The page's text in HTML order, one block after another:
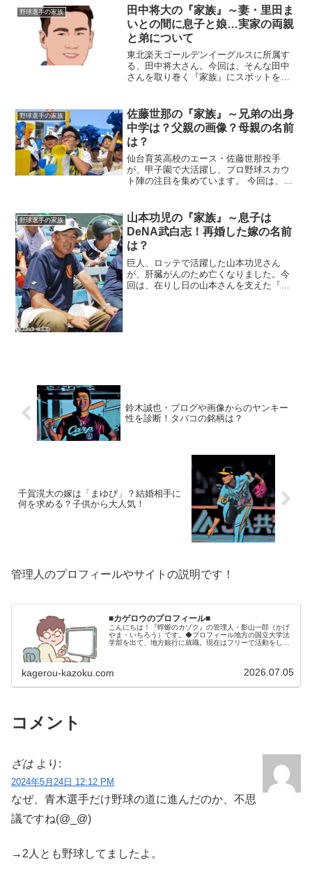
あき）生年月日：1986年6月21日身長/体
重：185cm/...
野球選手の家族
田中将大の『家族』～妻・里田ま
いとの間に息子と娘…実家の両親
と弟について
東北楽天ゴールデンイーグルスに所属す
る、田中将大さん。今回は、そんな田中
さんを取り巻く『家族』にスポットを当
〈昭和63年〉11月1日身長体重：
190.5cm/97....
野球選手の家族
佐藤世那の『家族』～兄弟の出身
中学は？父親の画像？母親の名前
は？
仙台育英高校のエース・佐藤世那投手
が、甲子園で大活躍し、プロ野球スカウ
ト陣の注目を集めています。 今回は、そ
中学は？佐藤世那投手の兄弟としては弟
がいて、名前は令央さん。...
野球選手の家族
山本功児の『家族』～息子は
DeNA武白志！再婚した嫁の名前
は？
巨人、ロッテで活躍した山本功児さん
が、肝臓がんのため亡くなりました。今
回は、在りし日の山本さんを支えた『家
鈴木誠也・ブログや画像からのヤンキー
性を診断！タバコの銘柄は？
千賀滉大の嫁は「まゆぴ」？結婚相手に
何を求める？子供から大人気！
管理人のプロフィールやサイトの説明です！
■カゲロウのプロフィール■
こんにちは！『蜉蝣のカゾク』の管理人・影山一郎（かげ
やま・いちろう）です。◆プロフィール地方の国立大学法
学部を出て、地方銀行に就職。現在はフリーで活動をして
kagerou-kazoku.com 2026.07.05
コメント
ざは より:
2024年5月24日 12:12 PM
なぜ、青木選手だけ野球の道に進んだのか、不思
議ですね(@_@)
→2人とも野球してましたよ。